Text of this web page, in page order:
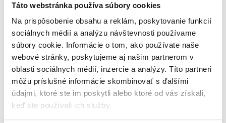
Táto webstránka používa súbory cookies
Na prispôsobenie obsahu a reklám, poskytovanie funkcií
sociálnych médií a analýzu návštevnosti používame
súbory cookie. Informácie o tom, ako používate naše
webové stránky, poskytujeme aj našim partnerom v
oblasti sociálnych médií, inzercie a analýzy. Títo partneri
môžu príslušné informácie skombinovať s ďalšími
údajmi, ktoré ste im poskytli alebo ktoré od vás získali,
keď ste používali ich služby.
pacientom ponúkneme plne integrovaný,
unikátny model s troma kľúčovými piliermi
– dostupnosť, kvalita a komplexnosť
poskytovanej starostlivosti,“hovorí
PharmDr. Michal Krejsta, MBA, generálny
riaditeľ a predseda predstavenstva
spoločnosti Lexum a.s. Jedinečná
platforma, rokmi osvedčená v rámci